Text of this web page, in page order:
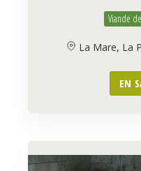
Viande
La Mare, La
EN